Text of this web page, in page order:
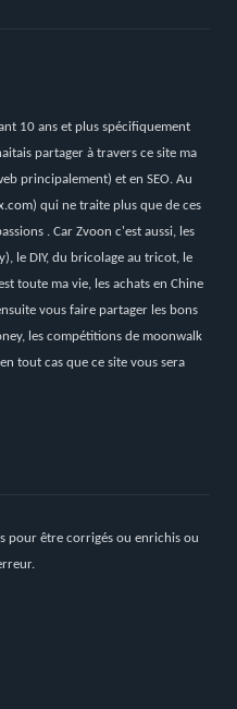
10 ans et plus spécifiquement
partager à travers ce site ma
principalement) et en SEO. Au
) qui ne traite plus que de ces
. Car Zvoon c'est aussi, les
le DIY, du bricolage au tricot, le
toute ma vie, les achats en Chine
vous faire partager les bons
les compétitions de moonwalk
tout cas que ce site vous sera
pour être corrigés ou enrichis ou